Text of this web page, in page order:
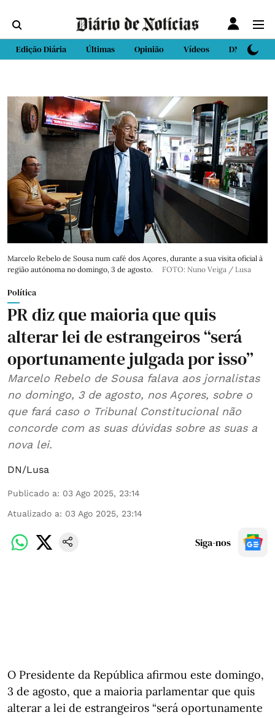
Edição Diária Últimas Opinião Vídeos DN Sport
Marcelo Rebelo de Sousa num café dos Açores, durante a sua visita oficial à
região autónoma no domingo, 3 de agosto.
FOTO: Nuno Veiga / Lusa
Política
PR diz que maioria que quis
alterar lei de estrangeiros “será
oportunamente julgada por isso”
Marcelo Rebelo de Sousa falava aos jornalistas
no domingo, 3 de agosto, nos Açores, sobre o
que fará caso o Tribunal Constitucional não
concorde com as suas dúvidas sobre as suas a
nova lei.
DN/Lusa
Publicado a: 03 Ago 2025, 23:14
Atualizado a: 03 Ago 2025, 23:14
Siga-nos
O Presidente da República afirmou este domingo,
3 de agosto, que a maioria parlamentar que quis
alterar a lei de estrangeiros “será oportunamente